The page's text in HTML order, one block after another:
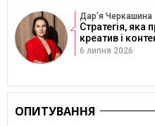
Дарʼя Черкашина
Стратегія, яка
креатив і
6 липня 2026
ОПИТУВАННЯ